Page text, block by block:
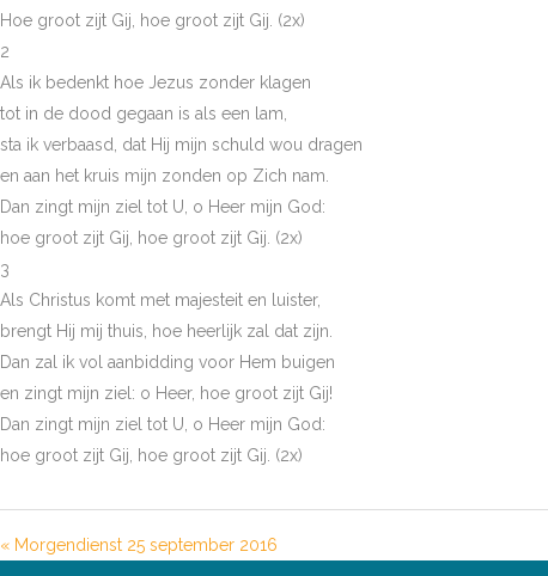
Hoe groot zijt Gij, hoe groot zijt Gij. (2x)
2
Als ik bedenkt hoe Jezus zonder klagen
tot in de dood gegaan is als een lam,
sta ik verbaasd, dat Hij mijn schuld wou dragen
en aan het kruis mijn zonden op Zich nam.
Dan zingt mijn ziel tot U, o Heer mijn God:
hoe groot zijt Gij, hoe groot zijt Gij. (2x)
3
Als Christus komt met majesteit en luister,
brengt Hij mij thuis, hoe heerlijk zal dat zijn.
Dan zal ik vol aanbidding voor Hem buigen
en zingt mijn ziel: o Heer, hoe groot zijt Gij!
Dan zingt mijn ziel tot U, o Heer mijn God:
hoe groot zijt Gij, hoe groot zijt Gij. (2x)
« Morgendienst 25 september 2016